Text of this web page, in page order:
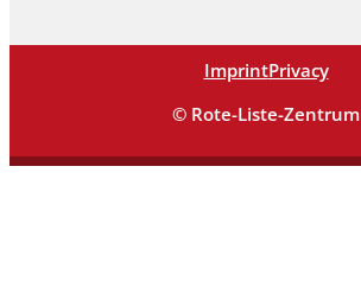
ImprintPrivacy
© Rote-Liste-Zentrum